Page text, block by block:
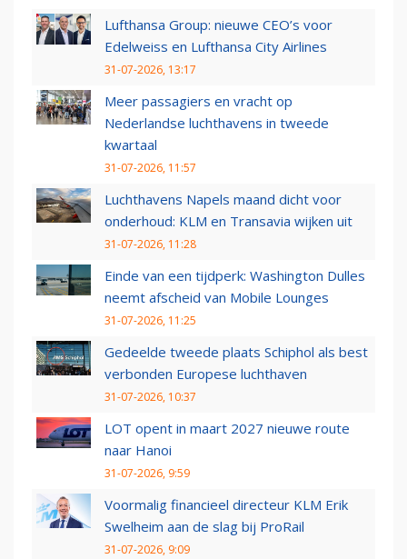
Lufthansa Group: nieuwe CEO’s voor
Edelweiss en Lufthansa City Airlines
31-07-2026, 13:17
Meer passagiers en vracht op
Nederlandse luchthavens in tweede
kwartaal
31-07-2026, 11:57
Luchthavens Napels maand dicht voor
onderhoud: KLM en Transavia wijken uit
31-07-2026, 11:28
Einde van een tijdperk: Washington Dulles
neemt afscheid van Mobile Lounges
31-07-2026, 11:25
Gedeelde tweede plaats Schiphol als best
verbonden Europese luchthaven
31-07-2026, 10:37
LOT opent in maart 2027 nieuwe route
naar Hanoi
31-07-2026, 9:59
Voormalig financieel directeur KLM Erik
Swelheim aan de slag bij ProRail
31-07-2026, 9:09